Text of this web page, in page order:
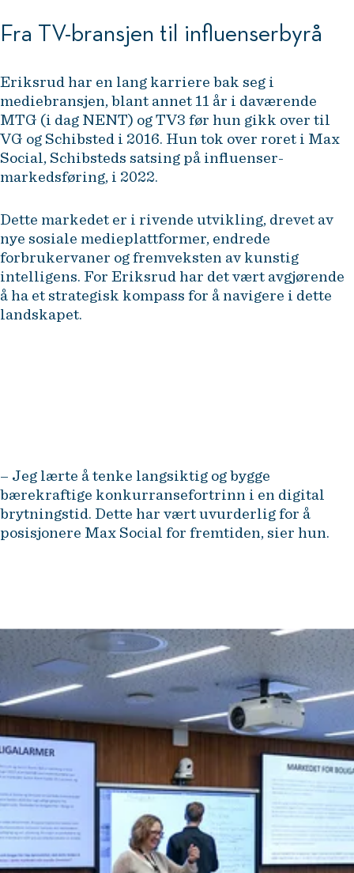
Fra TV-bransjen til influenserbyrå
Eriksrud har en lang karriere bak seg i
mediebransjen, blant annet 11 år i daværende
MTG (i dag NENT) og TV3 før hun gikk over til
VG og Schibsted i 2016. Hun tok over roret i Max
Social, Schibsteds satsing på influenser-
markedsføring, i 2022.
Dette markedet er i rivende utvikling, drevet av
nye sosiale medieplattformer, endrede
forbrukervaner og fremveksten av kunstig
intelligens. For Eriksrud har det vært avgjørende
å ha et strategisk kompass for å navigere i dette
landskapet.
– Jeg lærte å tenke langsiktig og bygge
bærekraftige konkurransefortrinn i en digital
brytningstid. Dette har vært uvurderlig for å
posisjonere Max Social for fremtiden, sier hun.
helhetlig rammeverk for å forstå
samspillet mellom strategi,
innovasjon og teknologi.
Cecilie Sørum Eriksrud, daglig leder , Max Social